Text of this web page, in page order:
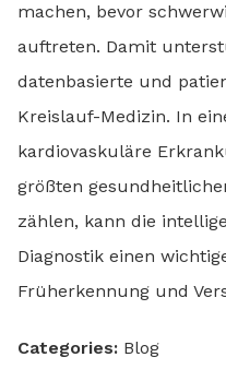
machen, bevor
auftreten. Damit
datenbasierte und
Kreislauf-Medizin. In
kardiovaskuläre
größten
zählen, kann die
Diagnostik einen
Früherkennung und
Categories: Blog